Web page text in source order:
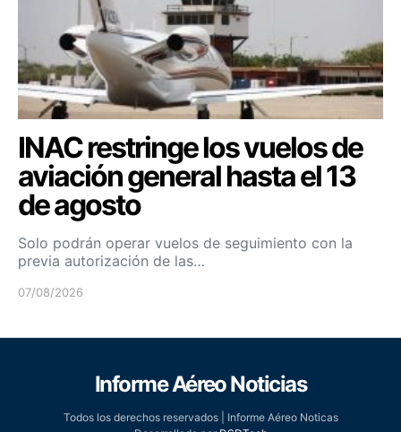
INAC restringe los vuelos de
aviación general hasta el 13
de agosto
Solo podrán operar vuelos de seguimiento con la
previa autorización de las…
07/08/2026
Informe Aéreo Noticias
Todos los derechos reservados | Informe Aéreo Noticas